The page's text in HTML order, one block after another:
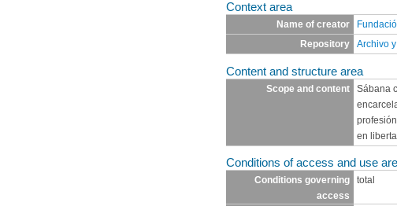
Context area
Name of creator
Repository
Archivo
Content and structure area
Scope and content
Sábana
en
Conditions of access and use
Conditions governing
access
total